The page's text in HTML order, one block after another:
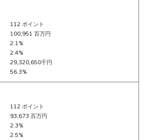
112 ポイント
100,951 百万円
2.1%
2.4%
29,320,650千円
56.3%
112 ポイント
93,673 百万円
2.3%
2.5%